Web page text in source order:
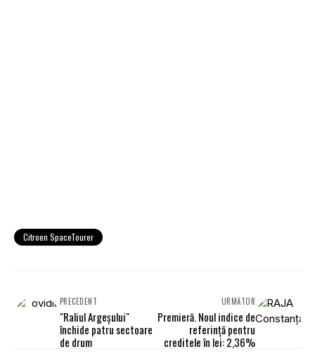
Citroen SpaceTourer
PRECEDENT
"Raliul Argeşului"
închide patru sectoare
de drum
URMĂTOR
Premieră. Noul indice de
referinţă pentru
creditele în lei: 2,36%